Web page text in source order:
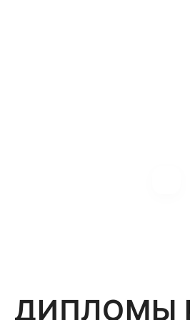
ДИПЛОМЫ